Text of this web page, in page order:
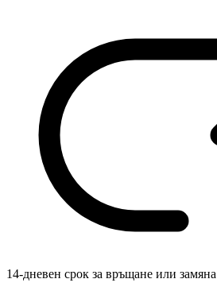
14-дневен срок за връщане или замяна